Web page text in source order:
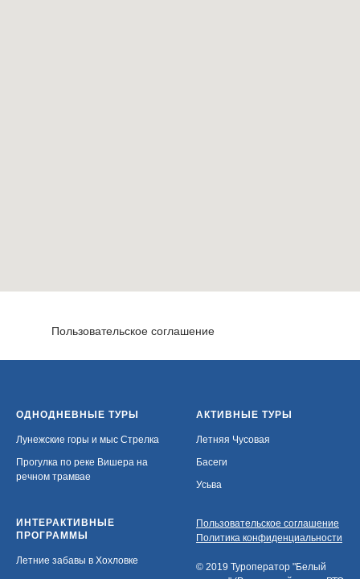
Пользовательское соглашение
ОДНОДНЕВНЫЕ ТУРЫ
Лунежские горы и мыс Стрелка
Прогулка по реке Вишера на
речном трамвае
АКТИВНЫЕ ТУРЫ
Летняя Чусовая
Басеги
Усьва
ИНТЕРАКТИВНЫЕ
ПРОГРАММЫ
Летние забавы в Хохловке
Пользовательское соглашение
Политика конфиденциальности
© 2019 Туроператор "Белый